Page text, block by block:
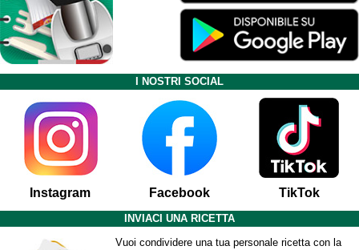
I NOSTRI SOCIAL
Instagram Facebook TikTok
INVIACI UNA RICETTA
Vuoi condividere una tua personale ricetta con la